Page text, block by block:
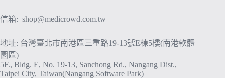
信箱: shop@medicrowd.com.tw
地址: 台灣臺北市南港區三重路19-13號E棟5樓(南港軟體
園區)
5F., Bldg. E, No. 19-13, Sanchong Rd., Nangang Dist.,
Taipei City, Taiwan(Nangang Software Park)